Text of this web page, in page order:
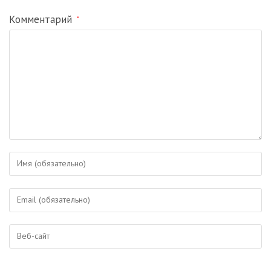
Комментарий *
Введите
или
имя
пользователя,
чтобы
прокомментировать
Введите
адрес,
чтобы
Введите